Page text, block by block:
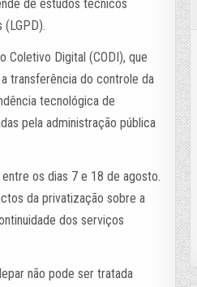
de estudos técnicos
Coletivo Digital (CODI), que
transferência do controle da
tecnológica de
pela administração pública
os dias 7 e 18 de agosto.
da privatização sobre a
dos serviços
não pode ser tratada